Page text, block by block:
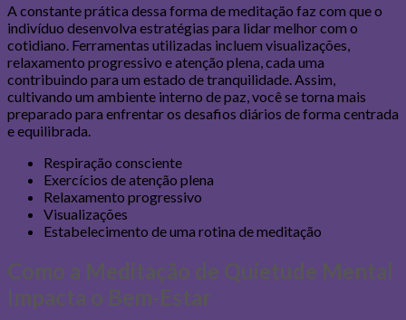
A constante prática dessa forma de meditação faz com que o
indivíduo desenvolva estratégias para lidar melhor com o
cotidiano. Ferramentas utilizadas incluem visualizações,
relaxamento progressivo e atenção plena, cada uma
contribuindo para um estado de tranquilidade. Assim,
cultivando um ambiente interno de paz, você se torna mais
preparado para enfrentar os desafios diários de forma centrada
e equilibrada.
Respiração consciente
Exercícios de atenção plena
Relaxamento progressivo
Visualizações
Estabelecimento de uma rotina de meditação
Como a Meditação de Quietude Mental
Impacta o Bem-Estar